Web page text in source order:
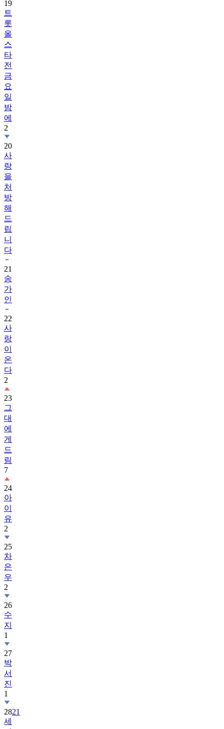
롯
올
스
타
전
금
요
일
밤
에
2
20
사
랑
을
처
방
해
드
립
니
다
21
송
가
인
22
사
랑
이
온
다
2
23
그
대
에
게
드
림
7
24
아
이
유
2
25
차
은
우
2
26
수
지
1
27
박
서
진
1
28
세
기
대